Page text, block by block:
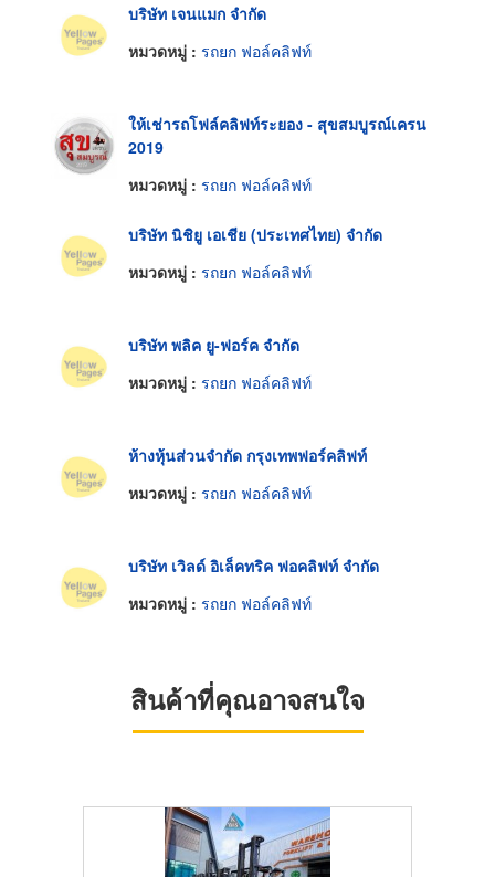
บริษัท เจนแมก จำกัด
หมวดหมู่ : รถยก ฟอล์คลิฟท์
ให้เช่ารถโฟล์คลิฟท์ระยอง - สุขสมบูรณ์เครน
2019
หมวดหมู่ : รถยก ฟอล์คลิฟท์
บริษัท นิชิยู เอเชีย (ประเทศไทย) จำกัด
หมวดหมู่ : รถยก ฟอล์คลิฟท์
บริษัท พลิค ยู-ฟอร์ค จำกัด
หมวดหมู่ : รถยก ฟอล์คลิฟท์
ห้างหุ้นส่วนจำกัด กรุงเทพฟอร์คลิฟท์
หมวดหมู่ : รถยก ฟอล์คลิฟท์
บริษัท เวิลด์ อิเล็คทริค ฟอคลิฟท์ จำกัด
หมวดหมู่ : รถยก ฟอล์คลิฟท์
สินค้าที่คุณอาจสนใจ